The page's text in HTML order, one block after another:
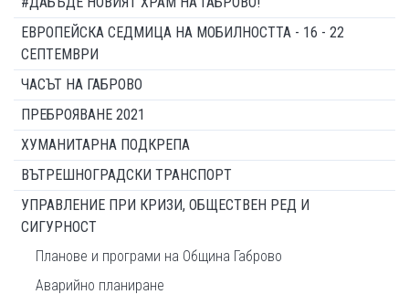
ЕВРОПЕЙСКА СЕДМИЦА НА МОБИЛНОСТТА - 16 - 22
СЕПТЕМВРИ
ЧАСЪТ НА ГАБРОВО
ПРЕБРОЯВАНЕ 2021
ХУМАНИТАРНА ПОДКРЕПА
ВЪТРЕШНОГРАДСКИ ТРАНСПОРТ
УПРАВЛЕНИЕ ПРИ КРИЗИ, ОБЩЕСТВЕН РЕД И
СИГУРНОСТ
Планове и програми на Община Габрово
Аварийно планиране